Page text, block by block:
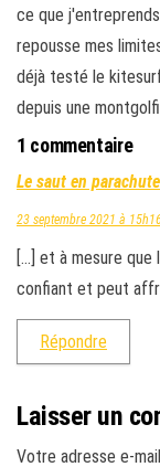
ce que
repousse mes
déjà testé le
depuis une
1 commentaire
Le saut en
23 septembre 2021 à 15h16
[…] et à mesure que
confiant et peut
Répondre
Laisser un
Votre adresse e-